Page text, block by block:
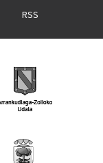
RSS